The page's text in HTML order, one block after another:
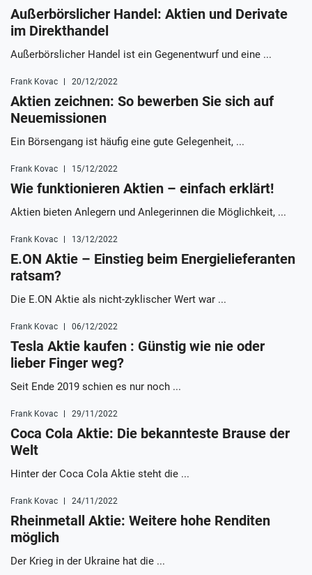
Außerbörslicher Handel: Aktien und Derivate
im Direkthandel
Außerbörslicher Handel ist ein Gegenentwurf und eine ...
Frank Kovac 20/12/2022
Aktien zeichnen: So bewerben Sie sich auf
Neuemissionen
Ein Börsengang ist häufig eine gute Gelegenheit, ...
Frank Kovac 15/12/2022
Wie funktionieren Aktien – einfach erklärt!
Aktien bieten Anlegern und Anlegerinnen die Möglichkeit, ...
Frank Kovac 13/12/2022
E.ON Aktie – Einstieg beim Energielieferanten
ratsam?
Die E.ON Aktie als nicht-zyklischer Wert war ...
Frank Kovac 06/12/2022
Tesla Aktie kaufen : Günstig wie nie oder
lieber Finger weg?
Seit Ende 2019 schien es nur noch ...
Frank Kovac 29/11/2022
Coca Cola Aktie: Die bekannteste Brause der
Welt
Hinter der Coca Cola Aktie steht die ...
Frank Kovac 24/11/2022
Rheinmetall Aktie: Weitere hohe Renditen
möglich
Der Krieg in der Ukraine hat die ...